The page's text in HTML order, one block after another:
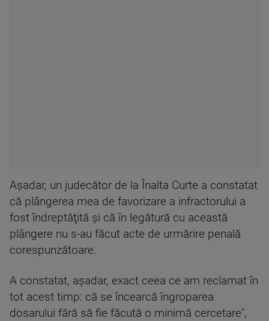
Aşadar, un judecător de la Înalta Curte a constatat
că plângerea mea de favorizare a infractorului a
fost îndreptăţită şi că în legătură cu această
plângere nu s-au făcut acte de urmărire penală
corespunzătoare.
A constatat, aşadar, exact ceea ce am reclamat în
tot acest timp: că se încearcă îngroparea
dosarului fără să fie făcută o minimă cercetare",